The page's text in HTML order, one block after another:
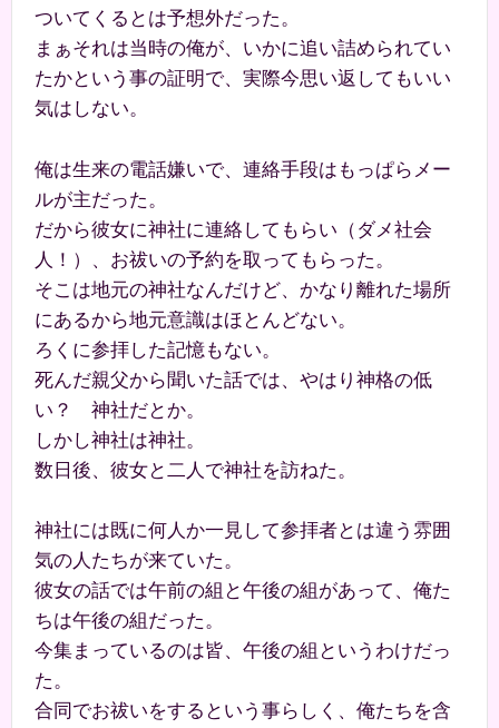
ついてくるとは予想外だった。
まぁそれは当時の俺が、いかに追い詰められてい
たかという事の証明で、実際今思い返してもいい
気はしない。
俺は生来の電話嫌いで、連絡手段はもっぱらメー
ルが主だった。
だから彼女に神社に連絡してもらい（ダメ社会
人！）、お祓いの予約を取ってもらった。
そこは地元の神社なんだけど、かなり離れた場所
にあるから地元意識はほとんどない。
ろくに参拝した記憶もない。
死んだ親父から聞いた話では、やはり神格の低
い？ 神社だとか。
しかし神社は神社。
数日後、彼女と二人で神社を訪ねた。
神社には既に何人か一見して参拝者とは違う雰囲
気の人たちが来ていた。
彼女の話では午前の組と午後の組があって、俺た
ちは午後の組だった。
今集まっているのは皆、午後の組というわけだっ
た。
合同でお祓いをするという事らしく、俺たちを含